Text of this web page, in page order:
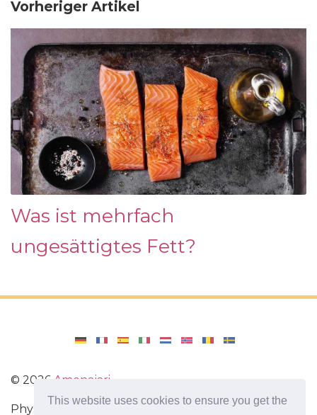
This website uses cookies to ensure you get the
Vorheriger Artikel
Was ist mehrfach
ungesättigtes Fett?
© 2026 Amenajari
Physische Übungen. Diäten und Rezepte für eine